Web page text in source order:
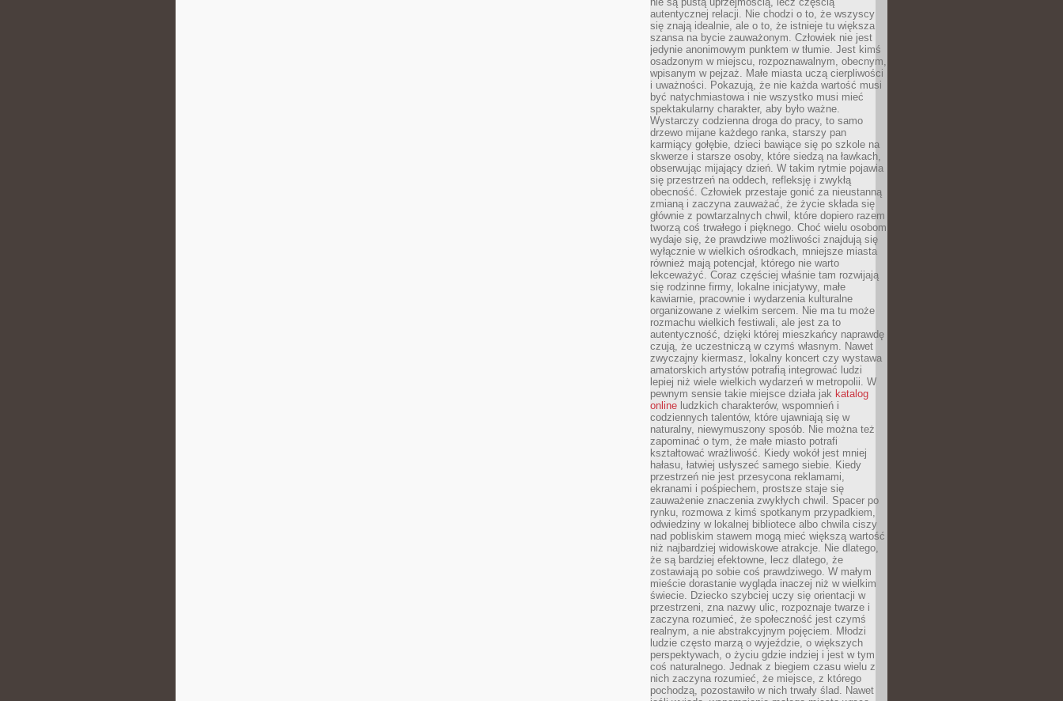
autentycznej relacji. Nie chodzi o to, że wszyscy
się znają idealnie, ale o to, że istnieje tu większa
szansa na bycie zauważonym. Człowiek nie jest
jedynie anonimowym punktem w tłumie. Jest kimś
osadzonym w miejscu, rozpoznawalnym, obecnym,
wpisanym w pejzaż. Małe miasta uczą cierpliwości
i uważności. Pokazują, że nie każda wartość musi
być natychmiastowa i nie wszystko musi mieć
spektakularny charakter, aby było ważne.
Wystarczy codzienna droga do pracy, to samo
drzewo mijane każdego ranka, starszy pan
karmiący gołębie, dzieci bawiące się po szkole na
skwerze i starsze osoby, które siedzą na ławkach,
obserwując mijający dzień. W takim rytmie pojawia
się przestrzeń na oddech, refleksję i zwykłą
obecność. Człowiek przestaje gonić za nieustanną
zmianą i zaczyna zauważać, że życie składa się
głównie z powtarzalnych chwil, które dopiero razem
tworzą coś trwałego i pięknego. Choć wielu osobom
wydaje się, że prawdziwe możliwości znajdują się
wyłącznie w wielkich ośrodkach, mniejsze miasta
również mają potencjał, którego nie warto
lekceważyć. Coraz częściej właśnie tam rozwijają
się rodzinne firmy, lokalne inicjatywy, małe
kawiarnie, pracownie i wydarzenia kulturalne
organizowane z wielkim sercem. Nie ma tu może
rozmachu wielkich festiwali, ale jest za to
autentyczność, dzięki której mieszkańcy naprawdę
czują, że uczestniczą w czymś własnym. Nawet
zwyczajny kiermasz, lokalny koncert czy wystawa
amatorskich artystów potrafią integrować ludzi
lepiej niż wiele wielkich wydarzeń w metropolii. W
pewnym sensie takie miejsce działa jak katalog
online ludzkich charakterów, wspomnień i
codziennych talentów, które ujawniają się w
naturalny, niewymuszony sposób. Nie można też
zapominać o tym, że małe miasto potrafi
kształtować wrażliwość. Kiedy wokół jest mniej
hałasu, łatwiej usłyszeć samego siebie. Kiedy
przestrzeń nie jest przesycona reklamami,
ekranami i pośpiechem, prostsze staje się
zauważenie znaczenia zwykłych chwil. Spacer po
rynku, rozmowa z kimś spotkanym przypadkiem,
odwiedziny w lokalnej bibliotece albo chwila ciszy
nad pobliskim stawem mogą mieć większą wartość
niż najbardziej widowiskowe atrakcje. Nie dlatego,
że są bardziej efektowne, lecz dlatego, że
zostawiają po sobie coś prawdziwego. W małym
mieście dorastanie wygląda inaczej niż w wielkim
świecie. Dziecko szybciej uczy się orientacji w
przestrzeni, zna nazwy ulic, rozpoznaje twarze i
zaczyna rozumieć, że społeczność jest czymś
realnym, a nie abstrakcyjnym pojęciem. Młodzi
ludzie często marzą o wyjeździe, o większych
perspektywach, o życiu gdzie indziej i jest w tym
coś naturalnego. Jednak z biegiem czasu wielu z
nich zaczyna rozumieć, że miejsce, z którego
pochodzą, pozostawiło w nich trwały ślad. Nawet